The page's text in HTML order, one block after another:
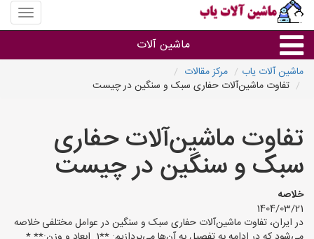
منوی
سایت
آلات
ماشین آلات
ماشین آلات
سایر گروه ها
ماشین آلات
ماشین آلات یاب
مرکز مقالات
تفاوت ماشین‌آلات حفاری سبک و سنگین در چیست
تفاوت ماشین‌آلات حفاری
سبک و سنگین در چیست
خلاصه
1404/03/21
در ایران، تفاوت ماشین‌آلات حفاری سبک و سنگین در عوامل مختلفی خلاصه